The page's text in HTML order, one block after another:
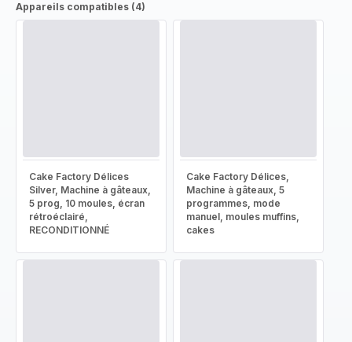
Appareils compatibles (4)
Cake Factory Délices
Silver, Machine à gâteaux,
5 prog, 10 moules, écran
rétroéclairé,
RECONDITIONNÉ
Cake Factory Délices,
Machine à gâteaux, 5
programmes, mode
manuel, moules muffins,
cakes